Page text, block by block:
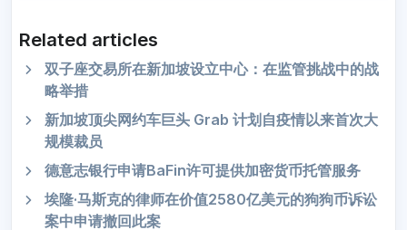
Related articles
双子座交易所在新加坡设立中心：在监管挑战中的战
略举措
新加坡顶尖网约车巨头 Grab 计划自疫情以来首次大
规模裁员
德意志银行申请BaFin许可提供加密货币托管服务
埃隆·马斯克的律师在价值2580亿美元的狗狗币诉讼
案中申请撤回此案